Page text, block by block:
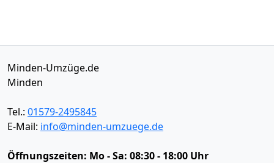
Minden-Umzüge.de
Minden
Tel.: 01579-2495845
E-Mail: info@minden-umzuege.de
Öffnungszeiten: Mo - Sa: 08:30 - 18:00 Uhr